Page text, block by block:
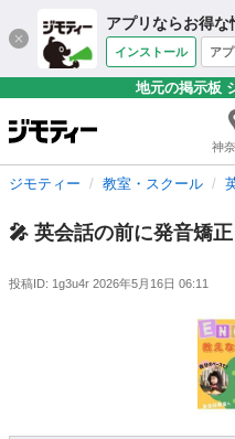
アプリならお得な
インストール ア
地元の掲示板
神
ジモティー 教室・スクール
🎤 英会話の前に発音矯
投稿ID: 1g3u4r 2026年5月16日 06:11